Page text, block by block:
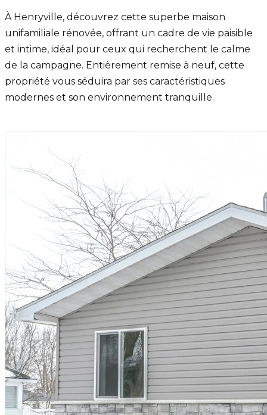
À Henryville, découvrez cette superbe maison
unifamiliale rénovée, offrant un cadre de vie paisible
et intime, idéal pour ceux qui recherchent le calme
de la campagne. Entièrement remise à neuf, cette
propriété vous séduira par ses caractéristiques
modernes et son environnement tranquille.